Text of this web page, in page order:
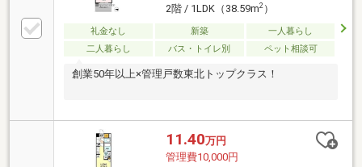
2階 / 1LDK（38.59m2）
礼金なし 新築
一人暮らし
二人暮らし
バス・トイレ別 ペット相談可
創業50年以上×管理戸数東北トップクラス！
11.40万円
管理費10,000円